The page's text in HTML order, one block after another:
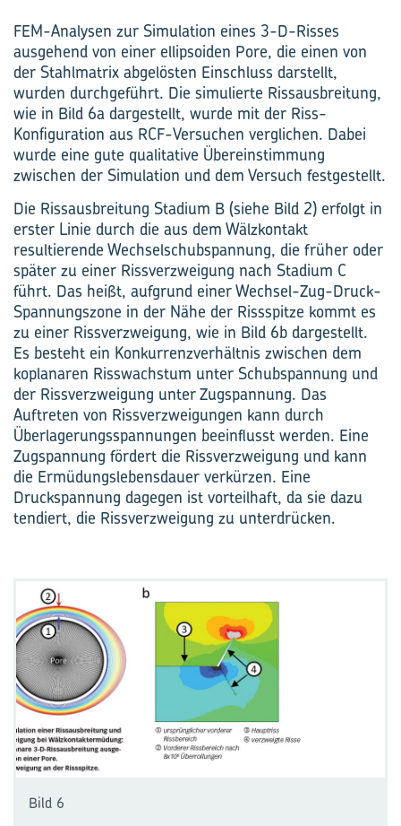
FEM-Analysen zur Simulation eines 3-D-Risses
ausgehend von einer ellipsoiden Pore, die einen von
der Stahlmatrix abgelösten Einschluss darstellt,
wurden durchgeführt. Die simulierte Rissausbreitung,
wie in Bild 6a dargestellt, wurde mit der Riss-
Konfiguration aus RCF-Versuchen verglichen. Dabei
wurde eine gute qualitative Übereinstimmung
zwischen der Simulation und dem Versuch festgestellt.
Die Rissausbreitung Stadium B (siehe Bild 2) erfolgt in
erster Linie durch die aus dem Wälzkontakt
resultierende Wechselschubspannung, die früher oder
später zu einer Rissverzweigung nach Stadium C
führt. Das heißt, aufgrund einer Wechsel-Zug-Druck-
Spannungszone in der Nähe der Rissspitze kommt es
zu einer Rissverzweigung, wie in Bild 6b dargestellt.
Es besteht ein Konkurrenzverhältnis zwischen dem
koplanaren Risswachstum unter Schubspannung und
der Rissverzweigung unter Zugspannung. Das
Auftreten von ­Rissverzweigungen kann durch
Überlagerungsspannungen beeinflusst werden. Eine
Zugspannung fördert die Rissverzweigung und kann
die Ermüdungslebensdauer verkürzen. Eine
Druckspannung dagegen ist vorteilhaft, da sie dazu
tendiert, die Rissverzweigung zu unterdrücken.
Bild 6